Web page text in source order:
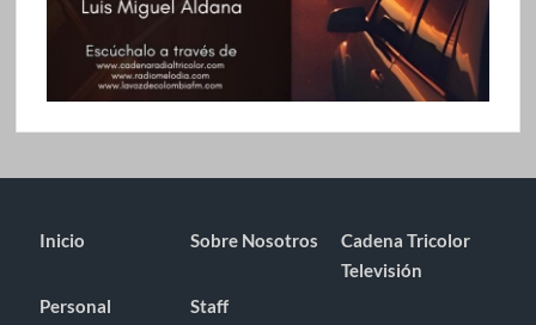
Inicio Sobre Nosotros
Cadena Tricolor
Televisión
Personal
Staff